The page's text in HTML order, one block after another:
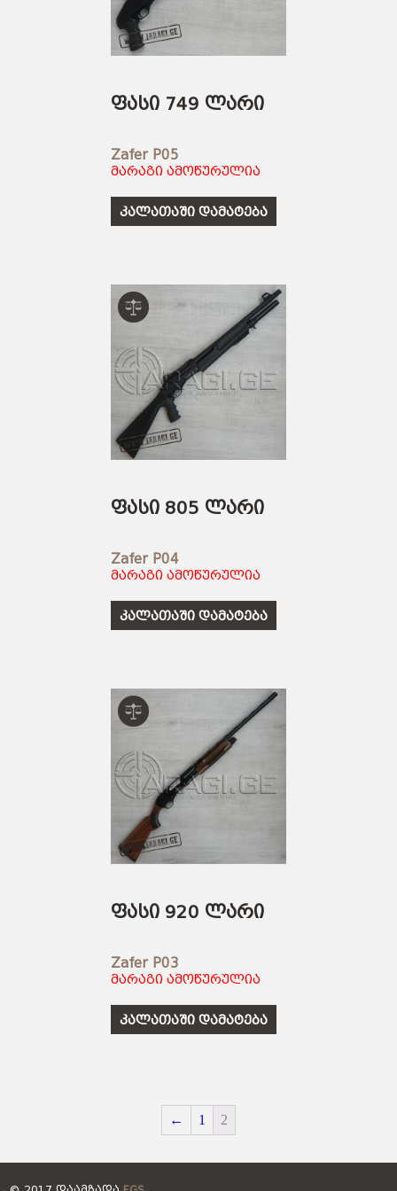
ᲐᲛᲣᲜᲘᲪᲘᲐ
ᲐᲥᲡᲔᲡᲣᲐᲠᲔᲑᲘ
ᲛᲨᲕᲘᲚᲓᲘᲡᲠᲔᲑᲘ
ᲐᲛᲣᲜᲘᲪᲘᲐ
ᲡᲐᲡᲐᲠᲒᲔᲑᲚᲝ ᲑᲛᲣᲚᲔᲑᲘ
ფასი 749 ლარი
Zafer P05
მარაგი ამოწურულია
კალათაში დამატება
ფასი 805 ლარი
Zafer P04
მარაგი ამოწურულია
კალათაში დამატება
ფასი 920 ლარი
Zafer P03
მარაგი ამოწურულია
კალათაში დამატება
← 1 2